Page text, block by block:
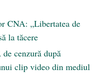
CNA: „Libertatea de
la tăcere
cenzură după
clip video din mediul